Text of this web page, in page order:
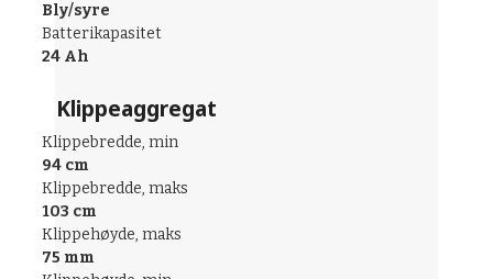
Bly/syre
Batterikapasitet
24 Ah
Klippeaggregat
Klippebredde, min
94 cm
Klippebredde, maks
103 cm
Klippehøyde, maks
75 mm